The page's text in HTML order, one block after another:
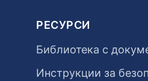
РЕСУРСИ
Библиотека с
Инструкции за